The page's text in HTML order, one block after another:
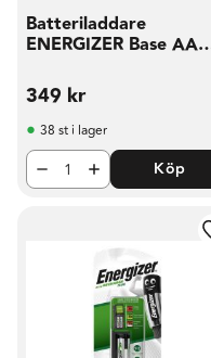
Batteriladdare
ENERGIZER Base AA
349 kr
38 st i lager
Köp